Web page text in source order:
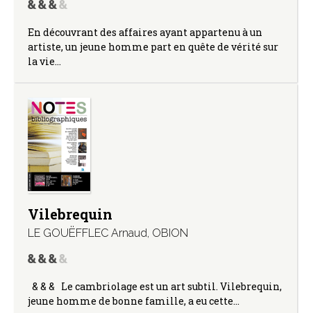
En découvrant des affaires ayant appartenu à un
artiste, un jeune homme part en quête de vérité sur
la vie…
Vilebrequin
LE GOUËFFLEC Arnaud, OBION
& & & Le cambriolage est un art subtil. Vilebrequin,
jeune homme de bonne famille, a eu cette…